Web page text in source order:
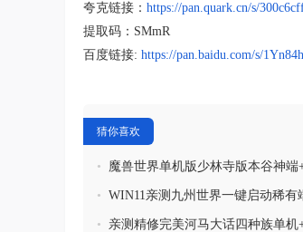
夸克链接： https://pan.quark.cn/s/
提取码：SMmR
百度链接: https://pan.baidu.com/s/
猜你喜欢
•
魔兽世界单机版少林寺版本谷神
城
• WIN11亲测九州世界一键启动稀有
具
• 亲测精修完美河马大话四种族单